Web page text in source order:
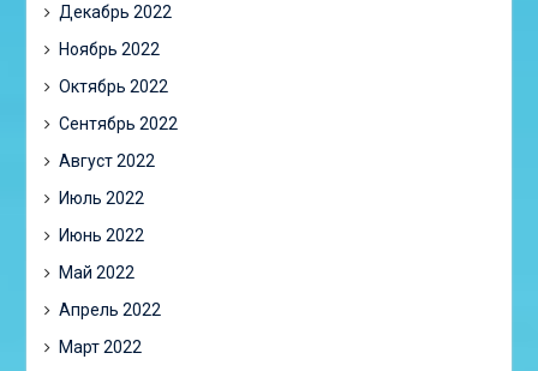
Декабрь 2022
Ноябрь 2022
Октябрь 2022
Сентябрь 2022
Август 2022
Июль 2022
Июнь 2022
Май 2022
Апрель 2022
Март 2022